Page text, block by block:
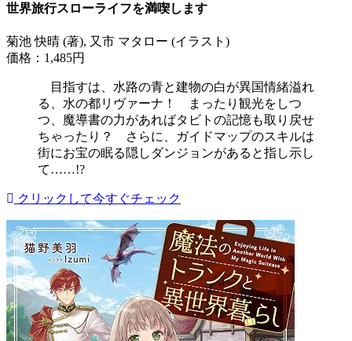
世界旅行スローライフを満喫します
菊池 快晴 (著), 又市 マタロー (イラスト)
価格：1,485円
目指すは、水路の青と建物の白が異国情緒溢れ
る、水の都リヴァーナ！ まったり観光をしつ
つ、魔導書の力があればタビトの記憶も取り戻せ
ちゃったり？ さらに、ガイドマップのスキルは
街にお宝の眠る隠しダンジョンがあると指し示し
て……!?
クリックして今すぐチェック